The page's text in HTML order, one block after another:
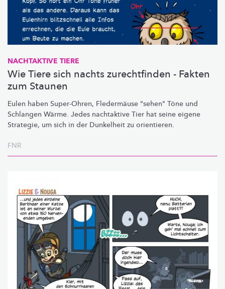
NACHTAKTIVE TIERE
Wie Tiere sich nachts zurechtfinden - Fakten
zum Staunen
Eulen haben Super-Ohren, Fledermäuse "sehen" Töne und
Schlangen Wärme. Jedes nachtaktive Tier hat seine eigene
Strategie, um sich in der Dunkelheit zu orientieren.
FNR